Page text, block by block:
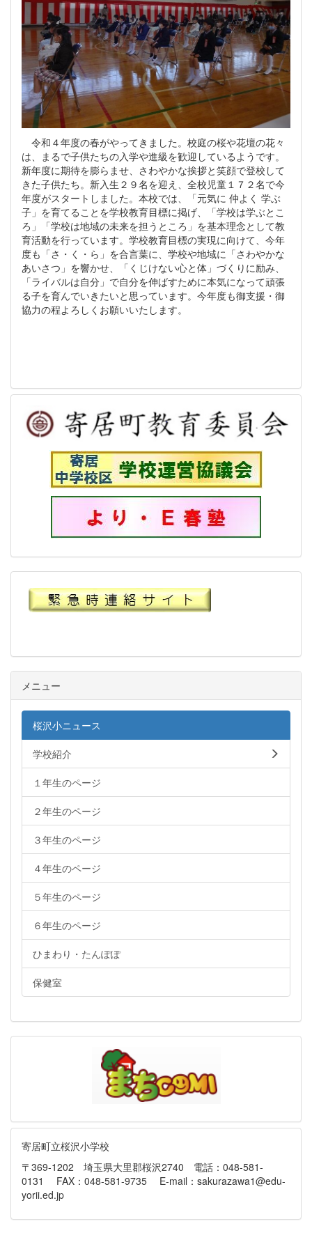
令和４年度の春がやってきました。校庭の桜や花壇の花々
は、まるで子供たちの入学や進級を歓迎しているようです。
新年度に期待を膨らませ、さわやかな挨拶と笑顔で登校して
きた子供たち。新入生２９名を迎え、全校児童１７２名で今
年度がスタートしました。本校では、「元気に 仲よく 学ぶ
子」を育てることを学校教育目標に掲げ、「学校は学ぶとこ
ろ」「学校は地域の未来を担うところ」を基本理念として教
育活動を行っています。学校教育目標の実現に向けて、今年
度も「さ・く・ら」を合言葉に、学校や地域に「さわやかな
あいさつ」を響かせ、「くじけない心と体」づくりに励み、
「ライバルは自分」で自分を伸ばすために本気になって頑張
る子を育んでいきたいと思っています。今年度も御支援・御
協力の程よろしくお願いいたします。
メニュー
桜沢小ニュース
学校紹介
１年生のページ
２年生のページ
３年生のページ
４年生のページ
５年生のページ
６年生のページ
ひまわり・たんぽぽ
保健室
寄居町立桜沢小学校
〒369-1202 埼玉県大里郡桜沢2740 電話：048-581-
0131 FAX：048-581-9735 E-mail：sakurazawa1@edu-
yorii.ed.jp